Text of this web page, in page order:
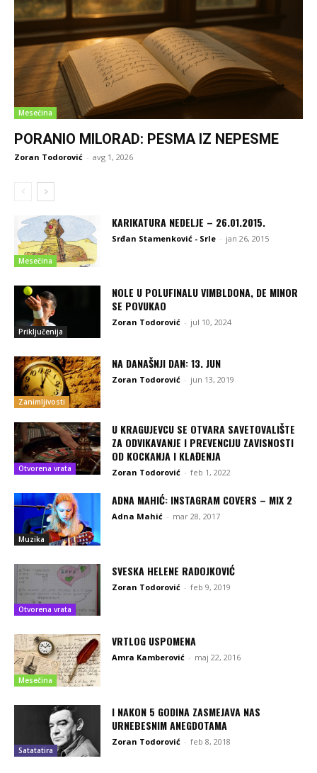
Mesečina
PORANIO MILORAD: PESMA IZ NEPESME
Zoran Todorović - avg 1, 2026
Mesečina
KARIKATURA NEDELJE – 26.01.2015.
Srđan Stamenković - Srle - jan 26, 2015
Priključenija
NOLE U POLUFINALU VIMBLDONA, DE MINOR
SE POVUKAO
Zoran Todorović - jul 10, 2024
Zanimljivosti
NA DANAŠNJI DAN: 13. JUN
Zoran Todorović - jun 13, 2019
Otvorena vrata
U KRAGUJEVCU SE OTVARA SAVETOVALIŠTE
ZA ODVIKAVANJE I PREVENCIJU ZAVISNOSTI
OD KOCKANJA I KLAĐENJA
Zoran Todorović - feb 1, 2022
Muzika
ADNA MAHIĆ: INSTAGRAM COVERS – MIX 2
Adna Mahić - mar 28, 2017
Otvorena vrata
SVESKA HELENE RADOJKOVIĆ
Zoran Todorović - feb 9, 2019
Mesečina
VRTLOG USPOMENA
Amra Kamberović - maj 22, 2016
Satatatira
I NAKON 5 GODINA ZASMEJAVA NAS
URNEBESNIM ANEGDOTAMA
Zoran Todorović - feb 8, 2018